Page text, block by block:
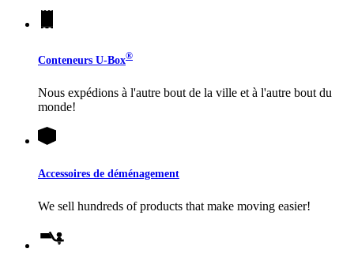
Conteneurs U-Box®
Nous expédions à l'autre bout de la ville et à l'autre bout du
monde!
Accessoires de déménagement
We sell hundreds of products that make moving easier!